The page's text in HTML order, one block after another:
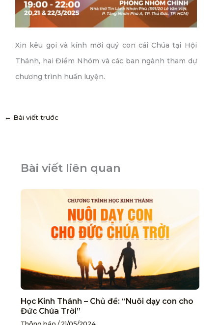
Xin kêu gọi và kính mời quý con cái Chúa tại Hội
Thánh, hai Điểm Nhóm và các ban ngành tham dự
chương trình huấn luyện.
← Bài viết trước
Bài viết liên quan
Học Kinh Thánh – Chủ đề: “Nuôi dạy con cho
Đức Chúa Trời”